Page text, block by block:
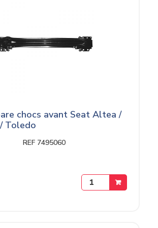
chocs avant Seat Altea /
Toledo
REF 7495060